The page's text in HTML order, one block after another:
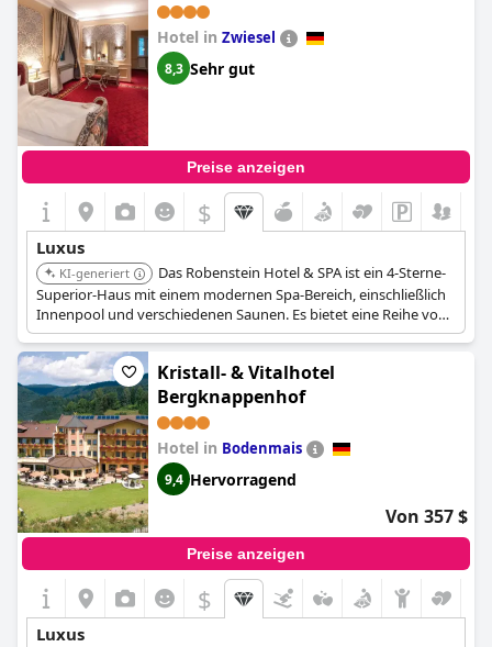
Hotel in Zwiesel
8,3 Sehr gut
Preise anzeigen
$
Luxus
KI-generiert
Das Robenstein Hotel & SPA ist ein 4-Sterne-
Superior-Haus mit einem modernen Spa-Bereich, einschließlich
Innenpool und verschiedenen Saunen. Es bietet eine Reihe von
Schönheits- und Massagebehandlungen und verbindet
Hotelkomfort mit exklusiven Unterkünften im Chalet-Stil für
einen hochwertigen Aufenthalt.Kristall- & Vitalhotel
Bergknappenhof
Hotel in Bodenmais
9,4 Hervorragend
Von 357 $
Preise anzeigen
$
Luxus